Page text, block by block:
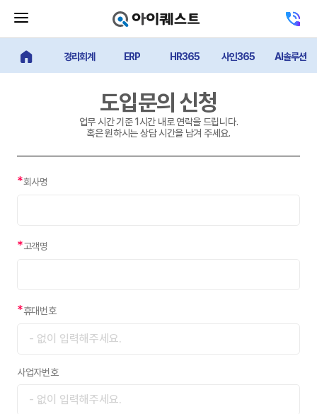
기
버
튼
센
터
얼마에요 메인경리회계 ERP HR365 사인365 AI솔루션
도입문의 신청
업무 시간 기준 1시간 내로 연락을 드립니다.
혹은 원하시는 상담 시간을 남겨 주세요.
*회사명
*고객명
*휴대번호
사업자번호